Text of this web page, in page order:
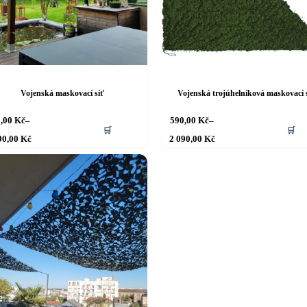
Vojenská maskovací síť
Kč–
Kč
Rozpětí
cen:
690,00 Kč
2 190,00 Kč
🛒
Vojenská trojúhelníková maskovací
590,00Kč–
2 090,00 Kč
Rozpětí
cen:
🛒
Tento